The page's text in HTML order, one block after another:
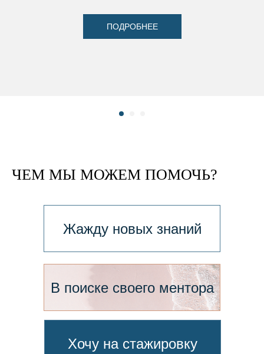
ПОДРОБНЕЕ
ЧЕМ МЫ МОЖЕМ ПОМОЧЬ?
Хочу на стажировку
Жажду новых знаний
В поиске своего ментора